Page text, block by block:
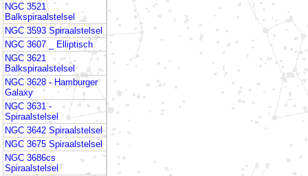
NGC 3521
Balkspiraalstelsel
NGC 3593 Spiraalstelsel
NGC 3607 _ Elliptisch
NGC 3621
Balkspiraalstelsel
NGC 3628 - Hamburger
Galaxy
NGC 3631 -
Spiraalstelsel
NGC 3642 Spiraalstelsel
NGC 3675 Spiraalstelsel
NGC 3686cs
Spiraalstelsel